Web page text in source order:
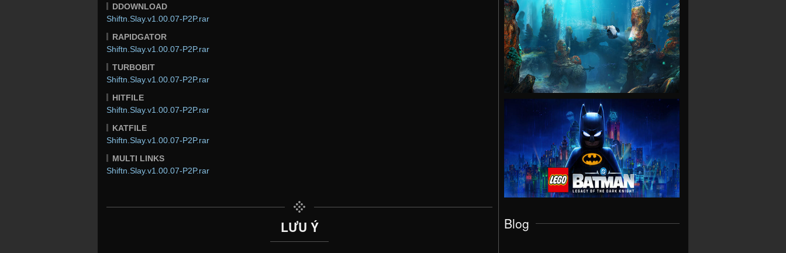
DDOWNLOAD
Shiftn.Slay.v1.00.07-P2P.rar
RAPIDGATOR
Shiftn.Slay.v1.00.07-P2P.rar
TURBOBIT
Shiftn.Slay.v1.00.07-P2P.rar
HITFILE
Shiftn.Slay.v1.00.07-P2P.rar
KATFILE
Shiftn.Slay.v1.00.07-P2P.rar
MULTI LINKS
Shiftn.Slay.v1.00.07-P2P.rar
LƯU Ý
VIEW
VIEW
Blog